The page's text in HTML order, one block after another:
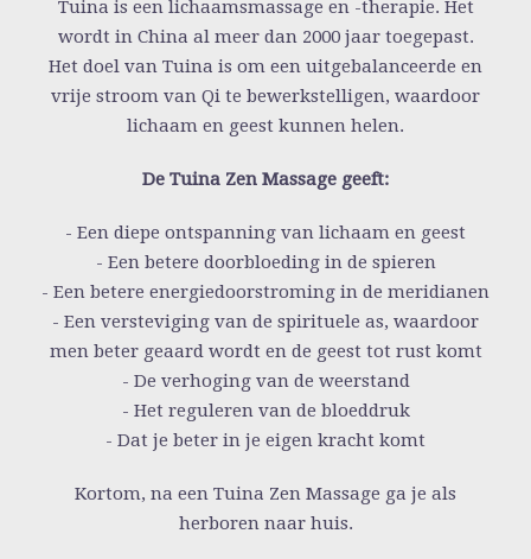
Tuina is een lichaamsmassage en -therapie. Het
wordt in China al meer dan 2000 jaar toegepast.
Het doel van Tuina is om een uitgebalanceerde en
vrije stroom van Qi te bewerkstelligen, waardoor
lichaam en geest kunnen helen.
De Tuina Zen Massage geeft:
- Een diepe ontspanning van lichaam en geest
- Een betere doorbloeding in de spieren
- Een betere energiedoorstroming in de meridianen
- Een versteviging van de spirituele as, waardoor
men beter geaard wordt en de geest tot rust komt
- De verhoging van de weerstand
- Het reguleren van de bloeddruk
- Dat je beter in je eigen kracht komt
Kortom, na een Tuina Zen Massage ga je als
herboren naar huis.